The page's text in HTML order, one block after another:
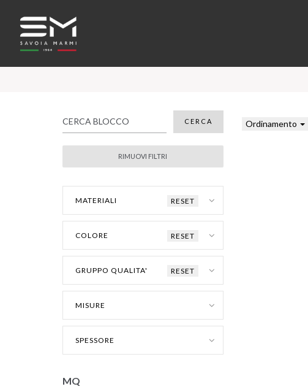
MATERIALI RESET
COLORE RESET
GRUPPO QUALITA' RESET
MISURE
SPESSORE
MQ
Ordinamento